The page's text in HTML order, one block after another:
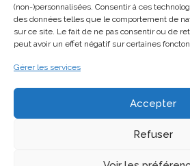
(non-)personnalisées. Consentir à ces
des données telles que le comportement de
sur ce site. Le fait de ne pas consentir ou de
peut avoir un effet négatif sur certaines
Gérer les services
Accepter
Refuser